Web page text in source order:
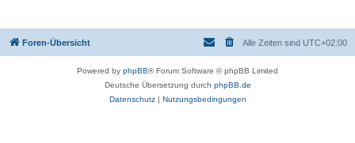
Foren-Übersicht Alle Zeiten sind UTC+02:00
Powered by phpBB® Forum Software © phpBB Limited
Deutsche Übersetzung durch phpBB.de
Datenschutz| Nutzungsbedingungen